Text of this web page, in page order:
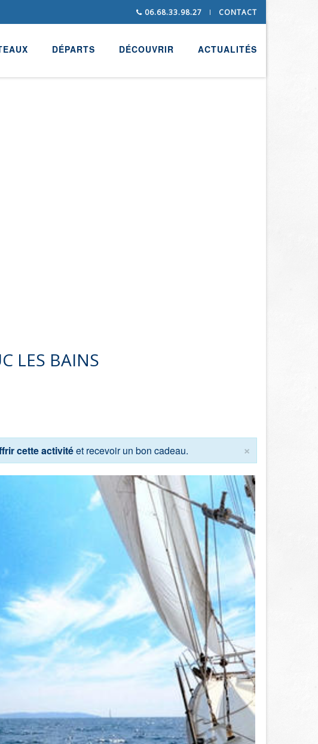
06.68.33.98.27 CONTACT
DÉPARTS DÉCOUVRIR ACTUALITÉS
LES BAINS
×
cette activitéet recevoir un bon cadeau.